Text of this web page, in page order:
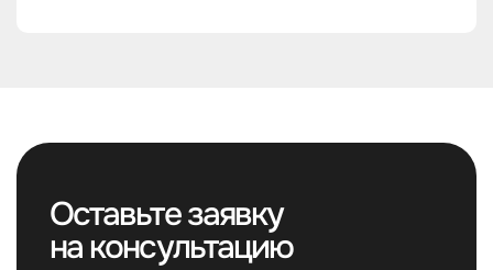
Оставьте заявку
на консультацию